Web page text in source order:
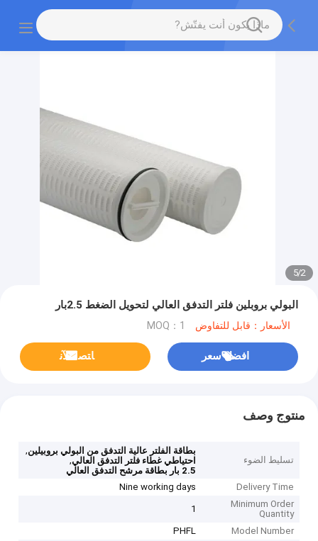
2
/
5
البولي بروبلين فلتر التدفق العالي لتحويل الضغط 2.5بار
الأسعار：قابل للتفاوض MOQ：1
افضل سعر ﺎﺘﺼﻟ ﺍﻶﻧ
منتوج وصف
تسليط الضوء
بطاقة الفلتر عالية التدفق من البولي بروبيلين,
احتياطي غطاء فلتر التدفق العالي,
2.5 بار بطاقة مرشح التدفق العالي
Delivery Time
Nine working days
Minimum Order
Quantity
1
Model Number
PHFL